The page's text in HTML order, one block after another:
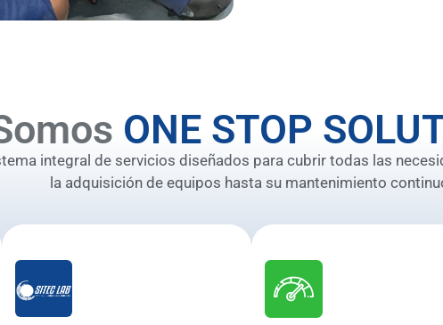
ONE STOP
integral de servicios diseñados para cubrir todas las
la adquisición de equipos hasta su mantenimiento